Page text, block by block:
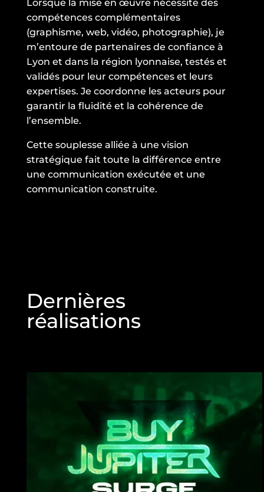
Lorsque la mise en œuvre nécessite des
compétences complémentaires
(graphisme, web, vidéo, photographie), je
m’entoure de partenaires de confiance à
Lyon et dans la région lyonnaise, testés et
validés pour leur compétences et leurs
expertises. Je coordonne les acteurs pour
garantir la fluidité et la cohérence de
l’ensemble.
Cette souplesse alliée à une vision
stratégique fait toute la différence entre
une communication exécutée et une
communication construite.
Dernières
réalisations